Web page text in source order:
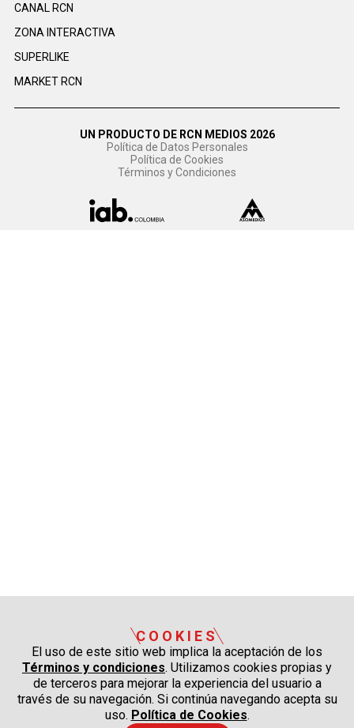
CANAL RCN
ZONA INTERACTIVA
SUPERLIKE
MARKET RCN
UN PRODUCTO DE RCN MEDIOS 2026
Política de Datos Personales
Política de Cookies
Términos y Condiciones
COOKIES
El uso de este sitio web implica la aceptación de los
Términos y condiciones. Utilizamos cookies propias y
de terceros para mejorar la experiencia del usuario a
través de su navegación. Si continúa navegando acepta su
uso. Política de Cookies.